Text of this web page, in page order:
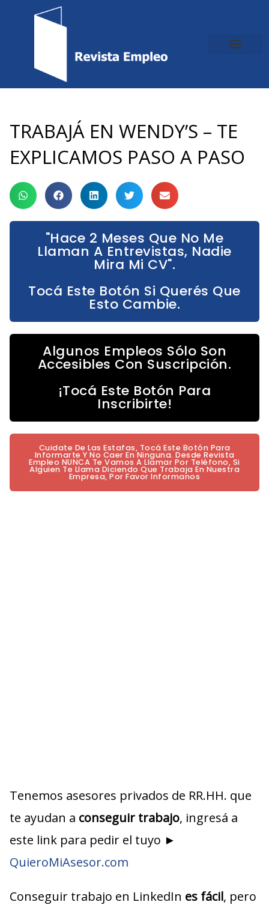
TRABAJÁ EN WENDY’S – TE
EXPLICAMOS PASO A PASO
"Hace 2 Meses Que No Me
Llaman A Entrevistas, Nadie
Mira Mi CV".
Tocá Este Botón Si Querés Que
Esto Cambie.
Algunos Empleos Sólo Son
Accesibles Con Suscripción.
¡Tocá Este Botón Para
Inscribirte!
Cuidate De Las Estafas, Tocá Este Botón Para
Informarte Y No Caer En Ninguna. Desde Revista
Empleo NUNCA Te Vamos A Llamar Por Teléfono, Si
Alguien Te Llama Diciendo Que Trabaja En Nuestra
Empresa, Por Favor Informanos
Tenemos asesores privados de RR.HH. que
te ayudan a conseguir trabajo, ingresá a
este link para pedir el tuyo ►
QuieroMiAsesor.com
Conseguir trabajo en LinkedIn es fácil, pero